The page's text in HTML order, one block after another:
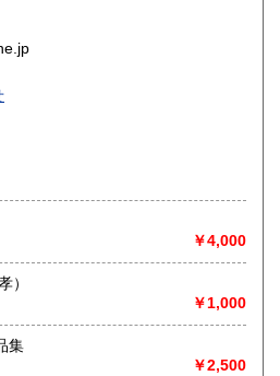
円
円 大分県 600円
600円
円
です。只今は店はありません。
何でもお尋ね下さい。
対応できます。
ば評価を連絡いたします。
￥4,000
政孝）
￥1,000
集
￥2,500